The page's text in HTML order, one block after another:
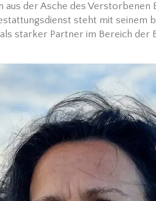
aus der Asche des
steht mit seinem
starker Partner im Bereich der